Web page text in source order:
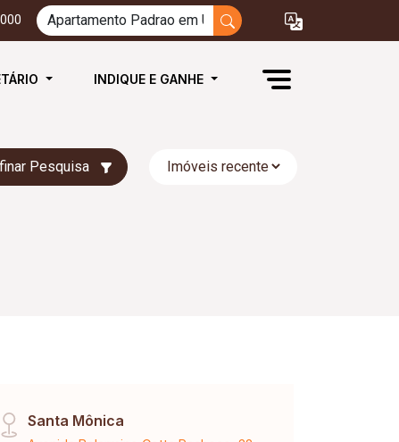
INDIQUE E GANHE
Pesquisa
Santa Mônica